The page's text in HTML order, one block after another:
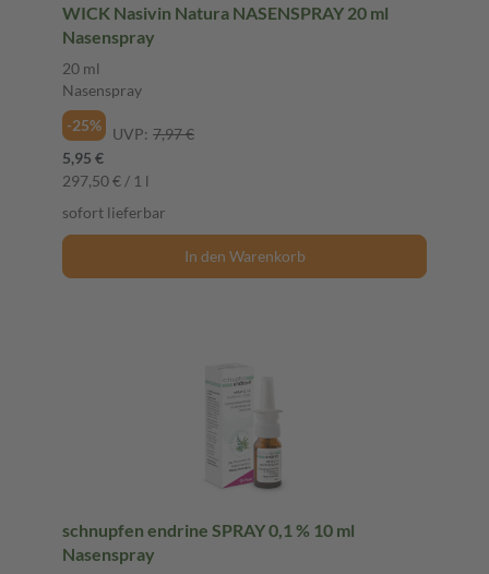
WICK Nasivin Natura NASENSPRAY 20 ml
Nasenspray
20 ml
Nasenspray
-25%
UVP: 7,97 €
5,95 €
297,50 € / 1 l
sofort lieferbar
In den Warenkorb
schnupfen endrine SPRAY 0,1 % 10 ml
Nasenspray